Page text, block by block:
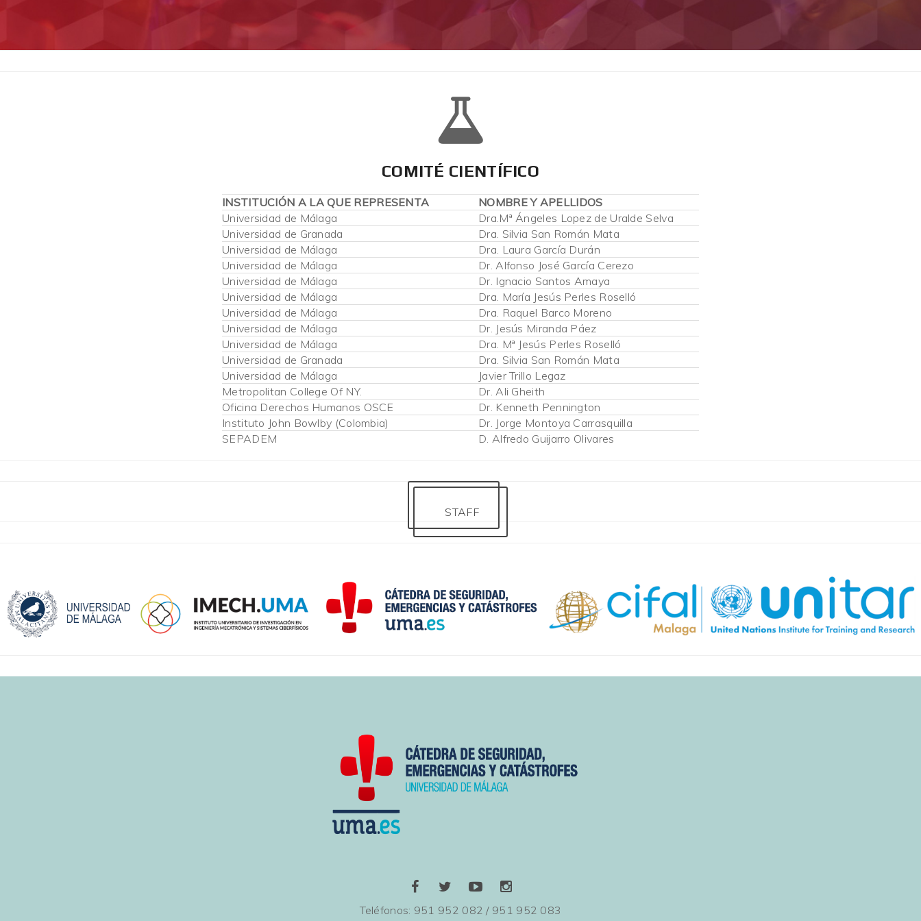
COMITÉ CIENTÍFICO
INSTITUCIÓN A LA QUE REPRESENTA
NOMBRE Y APELLIDOS
Universidad de Málaga
Dra.Mª Ángeles Lopez de Uralde Selva
Universidad de Granada
Dra. Silvia San Román Mata
Universidad de Málaga
Dra. Laura García Durán
Universidad de Málaga
Dr. Alfonso José García Cerezo
Universidad de Málaga
Dr. Ignacio Santos Amaya
Universidad de Málaga
Dra. María Jesús Perles Roselló
Universidad de Málaga
Dra. Raquel Barco Moreno
Universidad de Málaga
Dr. Jesús Miranda Páez
Universidad de Málaga
Dra. Mª Jesús Perles Roselló
Universidad de Granada
Dra. Silvia San Román Mata
Universidad de Málaga
Javier Trillo Legaz
Metropolitan College Of NY.
Dr. Ali Gheith
Oficina Derechos Humanos OSCE
Dr. Kenneth Pennington
Instituto John Bowlby (Colombia)
Dr. Jorge Montoya Carrasquilla
SEPADEM
D. Alfredo Guijarro Olivares
STAFF
Teléfonos: 951 952 082 / 951 952 083